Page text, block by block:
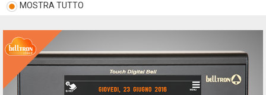
MOSTRA TUTTO